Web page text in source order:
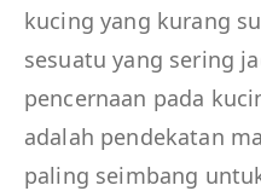
kucing yang kurang
sesuatu yang sering
pencernaan pada
adalah pendekatan
paling seimbang